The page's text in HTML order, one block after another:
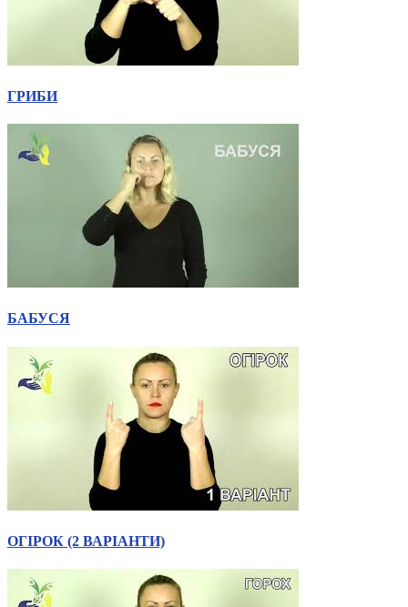
ГРИБИ
БАБУСЯ
ОГІРОК (2 ВАРІАНТИ)